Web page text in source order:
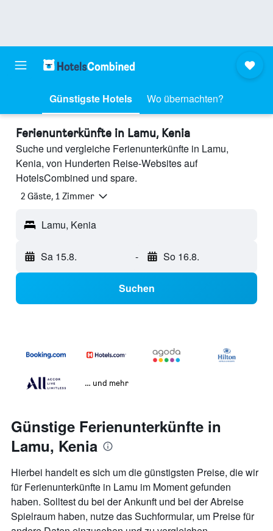
Günstigste Hotels Wo übernachten?
Ferienunterkünfte in Lamu, Kenia
Suche und vergleiche Ferienunterkünfte in Lamu,
Kenia, von Hunderten Reise-Websites auf
HotelsCombined und spare.
2 Gäste, 1 Zimmer
Lamu, Kenia
Sa 15.8. - So 16.8.
Suchen
… und mehr
Günstige Ferienunterkünfte in
Lamu, Kenia
Hierbei handelt es sich um die günstigsten Preise, die wir
für Ferienunterkünfte in Lamu im Moment gefunden
haben. Solltest du bei der Ankunft und bei der Abreise
Spielraum haben, nutze das Suchformular, um Preise für